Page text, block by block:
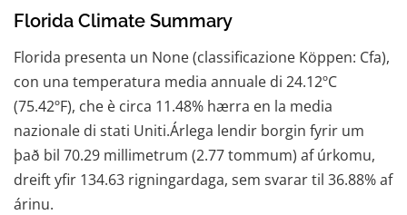
Florida Climate Summary
Florida presenta un None (classificazione Köppen: Cfa),
con una temperatura media annuale di 24.12ºC
(75.42ºF), che è circa 11.48% hærra en la media
nazionale di stati Uniti.Árlega lendir borgin fyrir um
það bil 70.29 millimetrum (2.77 tommum) af úrkomu,
dreift yfir 134.63 rigningardaga, sem svarar til 36.88% af
árinu.